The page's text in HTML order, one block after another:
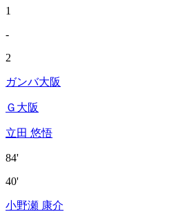
1
-
2
ガンバ大阪
Ｇ大阪
立田 悠悟
84'
40'
小野瀬 康介